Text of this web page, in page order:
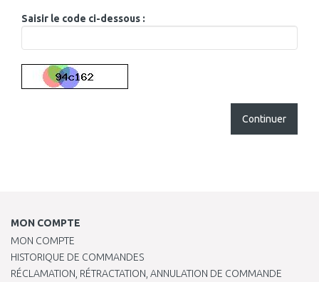
Saisir le code ci-dessous :
Continuer
MON COMPTE
MON COMPTE
HISTORIQUE DE COMMANDES
RÉCLAMATION, RÉTRACTATION, ANNULATION DE COMMANDE